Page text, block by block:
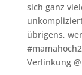
sich ganz
übrigens,
Verlinkung